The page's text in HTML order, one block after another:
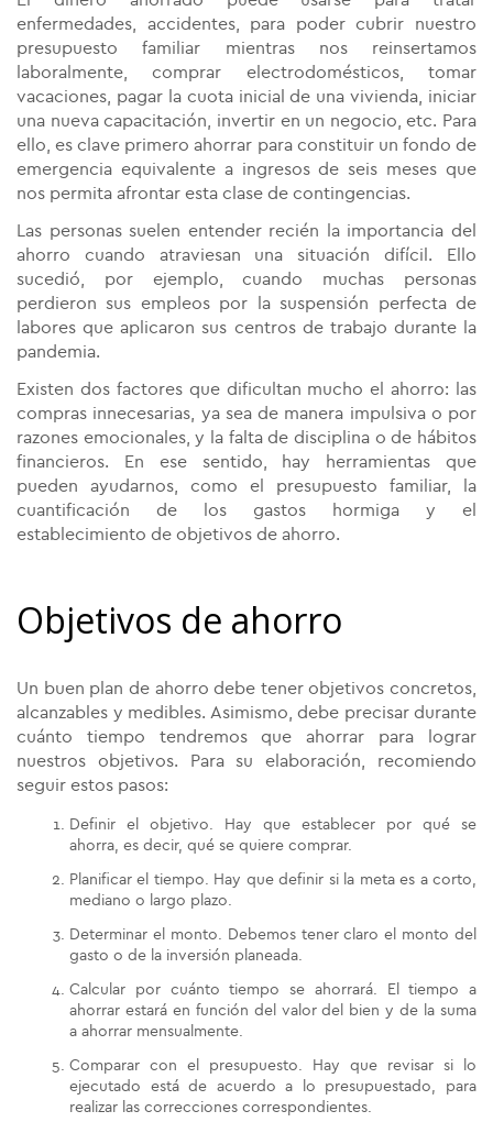
enfermedades, accidentes, para poder cubrir nuestro
presupuesto familiar mientras nos reinsertamos
laboralmente, comprar electrodomésticos, tomar
vacaciones, pagar la cuota inicial de una vivienda, iniciar
una nueva capacitación, invertir en un negocio, etc. Para
ello, es clave primero ahorrar para constituir un fondo de
emergencia equivalente a ingresos de seis meses que
nos permita afrontar esta clase de contingencias.
Las personas suelen entender recién la importancia del
ahorro cuando atraviesan una situación difícil. Ello
sucedió, por ejemplo, cuando muchas personas
perdieron sus empleos por la suspensión perfecta de
labores que aplicaron sus centros de trabajo durante la
pandemia.
Existen dos factores que dificultan mucho el ahorro: las
compras innecesarias, ya sea de manera impulsiva o por
razones emocionales, y la falta de disciplina o de hábitos
financieros. En ese sentido, hay herramientas que
pueden ayudarnos, como el presupuesto familiar, la
cuantificación de los gastos hormiga y el
establecimiento de objetivos de ahorro.
Objetivos de ahorro
Un buen plan de ahorro debe tener objetivos concretos,
alcanzables y medibles. Asimismo, debe precisar durante
cuánto tiempo tendremos que ahorrar para lograr
nuestros objetivos. Para su elaboración, recomiendo
seguir estos pasos:
Definir el objetivo. Hay que establecer por qué se
ahorra, es decir, qué se quiere comprar.
Planificar el tiempo. Hay que definir si la meta es a corto,
mediano o largo plazo.
Determinar el monto. Debemos tener claro el monto del
gasto o de la inversión planeada.
Calcular por cuánto tiempo se ahorrará. El tiempo a
ahorrar estará en función del valor del bien y de la suma
a ahorrar mensualmente.
Comparar con el presupuesto. Hay que revisar si lo
ejecutado está de acuerdo a lo presupuestado, para
realizar las correcciones correspondientes.